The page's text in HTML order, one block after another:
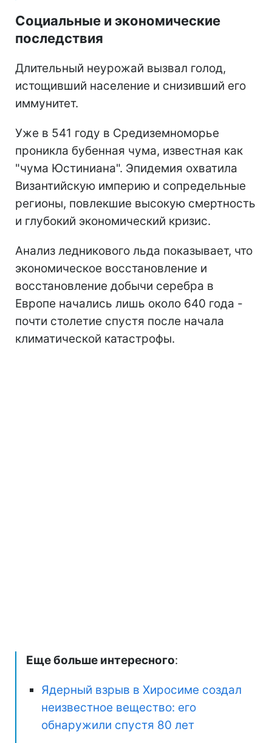
Социальные и экономические
последствия
Длительный неурожай вызвал голод,
истощивший население и снизивший его
иммунитет.
Уже в 541 году в Средиземноморье
проникла бубенная чума, известная как
"чума Юстиниана". Эпидемия охватила
Византийскую империю и сопредельные
регионы, повлекшие высокую смертность
и глубокий экономический кризис.
Анализ ледникового льда показывает, что
экономическое восстановление и
восстановление добычи серебра в
Европе начались лишь около 640 года -
почти столетие спустя после начала
климатической катастрофы.
Еще больше интересного:
Ядерный взрыв в Хиросиме создал
неизвестное вещество: его
обнаружили спустя 80 лет